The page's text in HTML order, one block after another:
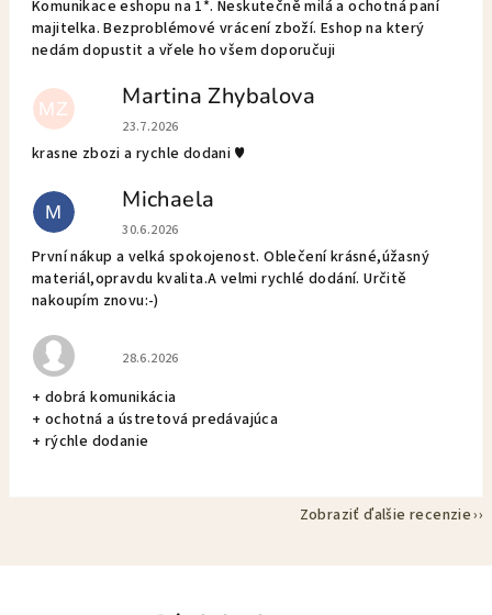
Komunikace eshopu na 1*. Neskutečně milá a ochotná paní
majitelka. Bezproblémové vrácení zboží. Eshop na který
nedám dopustit a vřele ho všem doporučuji
MZ Martina Zhybalova
Hodnotenie obchodu je 5 z 5 hviezdičiek.
23.7.2026
krasne zbozi a rychle dodani ♥️
M Michaela
Hodnotenie obchodu je 5 z 5 hviezdičiek.
30.6.2026
První nákup a velká spokojenost. Oblečení krásné,úžasný
materiál,opravdu kvalita.A velmi rychlé dodání. Určitě
nakoupím znovu:-)
Hodnotenie obchodu je 5 z 5 hviezdičiek.
28.6.2026
+ dobrá komunikácia
+ ochotná a ústretová predávajúca
+ rýchle dodanie
Zobraziť ďalšie recenzie